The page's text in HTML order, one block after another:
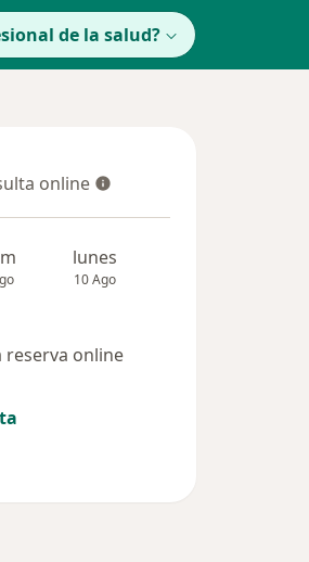
de la salud?
online
online
lunes
10 Ago
reserva online